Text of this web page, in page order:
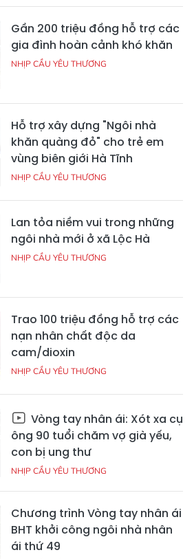
Gần 200 triệu đồng hỗ trợ các
gia đình hoàn cảnh khó khăn
NHỊP CẦU YÊU THƯƠNG
Hỗ trợ xây dựng "Ngôi nhà
khăn quàng đỏ" cho trẻ em
vùng biên giới Hà Tĩnh
NHỊP CẦU YÊU THƯƠNG
Lan tỏa niềm vui trong những
ngôi nhà mới ở xã Lộc Hà
NHỊP CẦU YÊU THƯƠNG
Trao 100 triệu đồng hỗ trợ các
nạn nhân chất độc da
cam/dioxin
NHỊP CẦU YÊU THƯƠNG
Vòng tay nhân ái: Xót xa cụ
ông 90 tuổi chăm vợ già yếu,
con bị ung thư
NHỊP CẦU YÊU THƯƠNG
Chương trình Vòng tay nhân ái
BHT khởi công ngôi nhà nhân
ái thứ 49